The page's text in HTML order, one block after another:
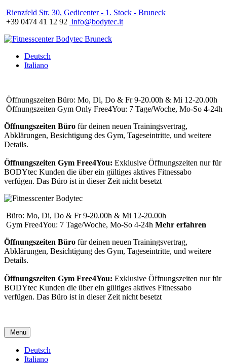
Rienzfeld Str. 30, Gedicenter - 1. Stock - Bruneck
+39 0474 41 12 92 info@bodytec.it
Deutsch
Italiano
Öffnungszeiten Büro: Mo, Di, Do & Fr 9-20.00h & Mi 12-20.00h
Öffnungszeiten Gym Only Free4You: 7 Tage/Woche, Mo-So 4-24h
Öffnungszeiten Büro für deinen neuen Trainingsvertrag,
Abklärungen, Besichtigung des Gym, Tageseintritte, und weitere
Details.
Öffnungszeiten Gym Free4You: Exklusive Öffnungszeiten nur für
BODYtec Kunden die über ein gültiges aktives Fitnessabo
verfügen. Das Büro ist in dieser Zeit nicht besetzt
Büro: Mo, Di, Do & Fr 9-20.00h & Mi 12-20.00h
Gym Free4You: 7 Tage/Woche, Mo-So 4-24h Mehr erfahren
Öffnungszeiten Büro für deinen neuen Trainingsvertrag,
Abklärungen, Besichtigung des Gym, Tageseintritte, und weitere
Details.
Öffnungszeiten Gym Free4You: Exklusive Öffnungszeiten nur für
BODYtec Kunden die über ein gültiges aktives Fitnessabo
verfügen. Das Büro ist in dieser Zeit nicht besetzt
Menu
Deutsch
Italiano